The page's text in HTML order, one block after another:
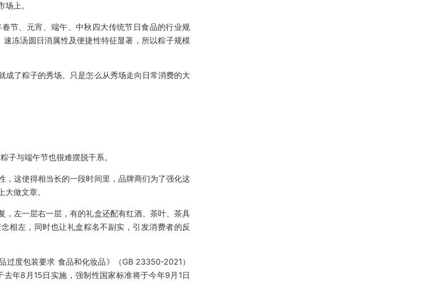
上。
节、元宵、端午、中秋四大传统节日食品的行业规
冻汤圆日消属性及便捷性特征显著，所以粽子规模
成了粽子的秀场。只是怎么从秀场走向日常消费的大
子与端午节也很难摆脱干系。
，这使得相当长的一段时间里，品牌商们为了强化这
做文章。
，左一层右一层，有的礼盒还配有红酒、茶叶、茶具
相左，同时也让礼盒粽名不副实，引发消费者的反
过度包装要求 食品和化妆品》（GB 23350-2021）
年8月15日实施，强制性国家标准将于今年9月1日